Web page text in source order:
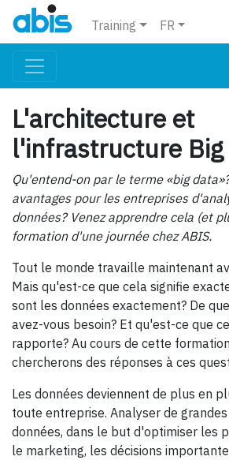
Training FR
L'architecture et
l'infrastructure Big
Qu'entend-on par le terme «big
avantages pour les entreprises
données? Venez apprendre cela (et
formation d'une journée chez ABIS.
Tout le monde travaille maintenant
Mais qu'est-ce que cela signifie
sont les données exactement? De
avez-vous besoin? Et qu'est-ce que
rapporte? Au cours de cette
chercherons des réponses à ces
Les données deviennent de plus en
toute entreprise. Analyser de
données, dans le but d'optimiser les
le marketing, les décisions